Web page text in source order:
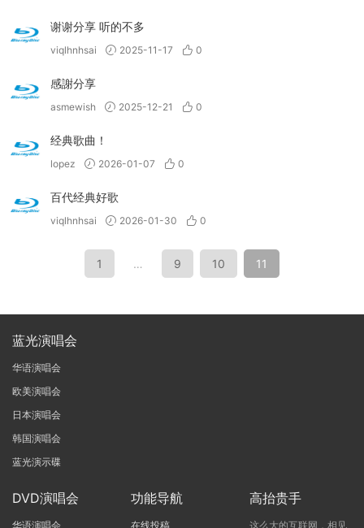
谢谢分享 听的不多
viqlhnhsai 2025-11-17 0
感謝分享
asmewish 2025-12-21 0
经典歌曲！
lopez 2026-01-07 0
百代经典好歌
viqlhnhsai 2026-01-30 0
1 … 9 10 11
蓝光演唱会
华语演唱会
欧美演唱会
日本演唱会
韩国演唱会
蓝光演示碟
DVD演唱会
华语演唱会
功能导航
在线投稿
高抬贵手
这么大的互联网，相见